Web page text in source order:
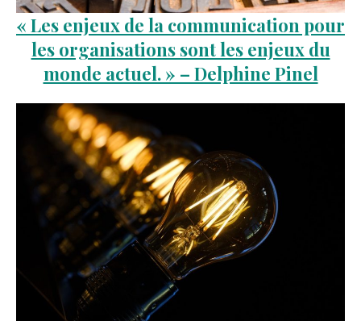
« Les enjeux de la communication pour
les organisations sont les enjeux du
monde actuel. » – Delphine Pinel